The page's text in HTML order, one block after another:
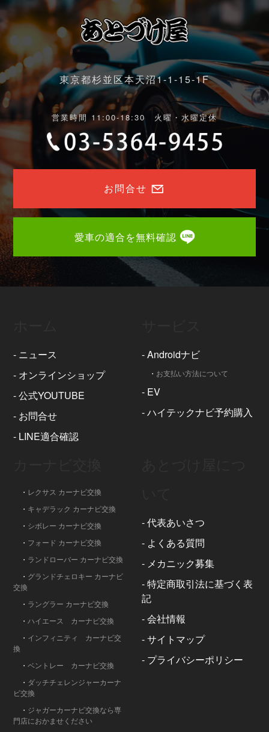
東京都杉並区本天沼1-1-15-1F
営業時間 11:00-18:30 火曜・水曜定休
お問合せ
愛車の適合を無料確認
- ニュース
- オンラインショップ
-公式YOUTUBE
- お問合せ
- LINE適合確認
-Androidナビ
・ お支払い方法について
- EV
-ハイテックナビ予約購入
・ レクサス カーナビ交換
・ キャデラック カーナビ交換
・ シボレー カーナビ交換
・ フォード カーナビ交換
・ ランドローバー カーナビ交換
・ グランドチェロキー カーナビ
交換
・ ラングラー カーナビ交換
・ハイエース カーナビ交換
・ インフィニティ カーナビ交
換
・ベントレー カーナビ交換
・ ダッチチェレンジャーカーナ
ビ交換
・ ジャガーカーナビ交換なら専
門店におかませください
-代表あいさつ
- よくある質問
- メカニック募集
-特定商取引法に基づく表
記
-会社情報
-サイトマップ
- プライバシーポリシー